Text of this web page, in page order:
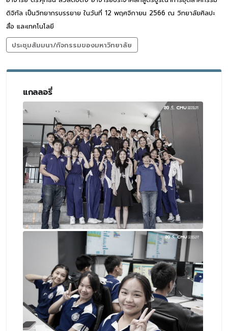
ดิจิทัล เป็นวิทยากรบรรยาย ในวันที่ 12 พฤศจิกายน 2566 ณ วิทยาลัยศิลปะ
สื่อ และเทคโนโลยี
ประชุมสัมมนา/กิจกรรมของมหาวิทยาลัย
แกลลอรี่